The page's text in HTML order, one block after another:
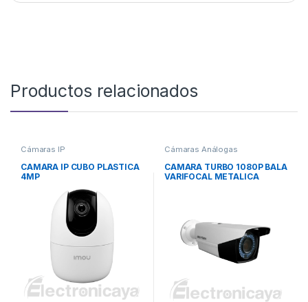
Productos relacionados
Cámaras IP
CAMARA IP CUBO PLASTICA
4MP
Cámaras Análogas
CAMARA TURBO 1080P BALA
VARIFOCAL METALICA